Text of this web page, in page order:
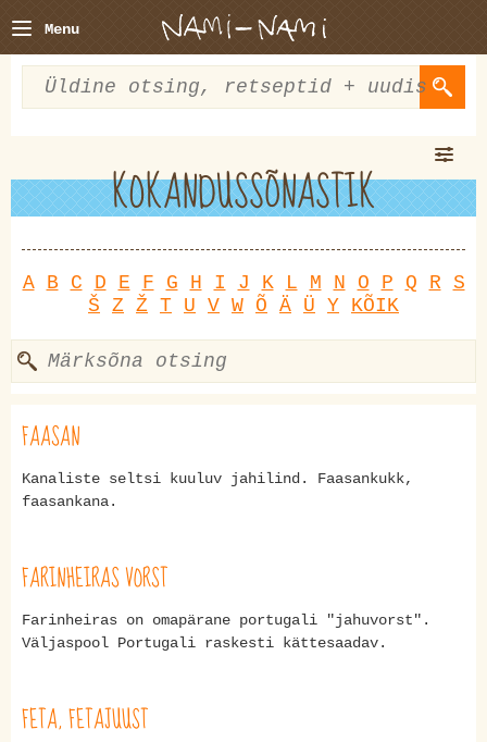
Menu
KOKANDUSSÕNASTIK
A B C D E F G H I J K L M N O P Q R S
Š Z Ž T U V W Õ Ä Ü Y KÕIK
FAASAN
Kanaliste seltsi kuuluv jahilind. Faasankukk,
faasankana.
FARINHEIRAS VORST
Farinheiras on omapärane portugali "jahuvorst".
Väljaspool Portugali raskesti kättesaadav.
FETA, FETAJUUST